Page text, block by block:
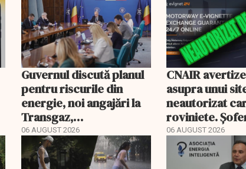
Guvernul discută planul
pentru riscurile din
energie, noi angajări la
Transgaz,
Transelectrica și
Hidroelectrica și
programul pentru di
06 AUGUST 2026
CNAIR
asupra unui
neautorizat
roviniete.
plăti și cu
06 AUGUST 2026